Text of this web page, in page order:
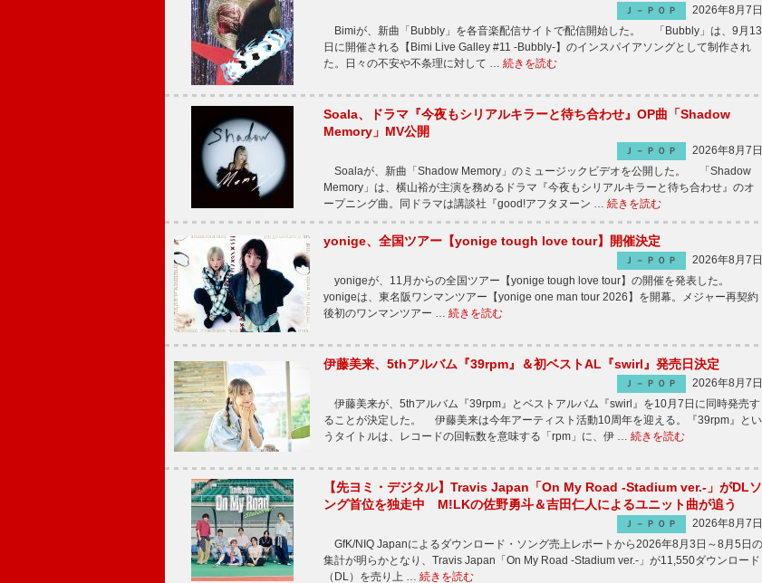
Ｊ－ＰＯＰ
2026年8月7日
Bimiが、新曲「Bubbly」を各音楽配信サイトで配信開始した。 「Bubbly」は、9月13
日に開催される【Bimi Live Galley #11 -Bubbly-】のインスパイアソングとして制作され
た。日々の不安や不条理に対して … 続きを読む
Soala、ドラマ『今夜もシリアルキラーと待ち合わせ』OP曲「Shadow
Memory」MV公開
Ｊ－ＰＯＰ
2026年8月7日
Soalaが、新曲「Shadow Memory」のミュージックビデオを公開した。 「Shadow
Memory」は、横山裕が主演を務めるドラマ『今夜もシリアルキラーと待ち合わせ』のオ
ープニング曲。同ドラマは講談社『good!アフタヌーン … 続きを読む
yonige、全国ツアー【yonige tough love tour】開催決定
Ｊ－ＰＯＰ
2026年8月7日
yonigeが、11月からの全国ツアー【yonige tough love tour】の開催を発表した。
yonigeは、東名阪ワンマンツアー【yonige one man tour 2026】を開幕。メジャー再契約
後初のワンマンツアー … 続きを読む
伊藤美来、5thアルバム『39rpm』＆初ベストAL『swirl』発売日決定
Ｊ－ＰＯＰ
2026年8月7日
伊藤美来が、5thアルバム『39rpm』とベストアルバム『swirl』を10月7日に同時発売す
ることが決定した。 伊藤美来は今年アーティスト活動10周年を迎える。『39rpm』とい
うタイトルは、レコードの回転数を意味する「rpm」に、伊 … 続きを読む
【先ヨミ・デジタル】Travis Japan「On My Road -Stadium ver.-」がDLソ
ング首位を独走中 M!LKの佐野勇斗＆吉田仁人によるユニット曲が追う
Ｊ－ＰＯＰ
2026年8月7日
GfK/NIQ Japanによるダウンロード・ソング売上レポートから2026年8月3日～8月5日の
集計が明らかとなり、Travis Japan「On My Road -Stadium ver.-」が11,550ダウンロード
（DL）を売り上 … 続きを読む